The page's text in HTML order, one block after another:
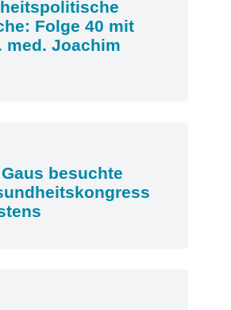
Folge 40 mit
med. Joachim
besuchte